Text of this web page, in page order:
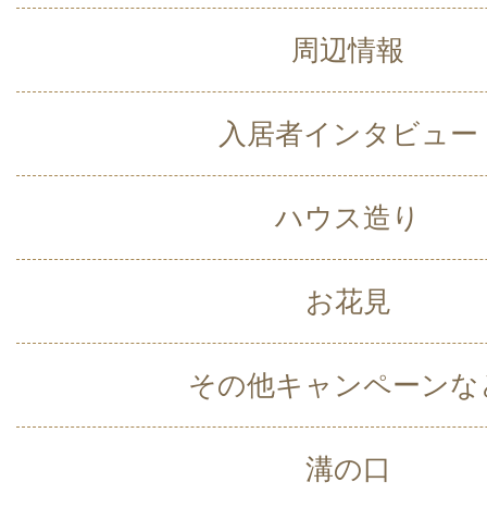
周辺情報
入居者インタビュー
ハウス造り
お花見
その他キャンペーンな
溝の口